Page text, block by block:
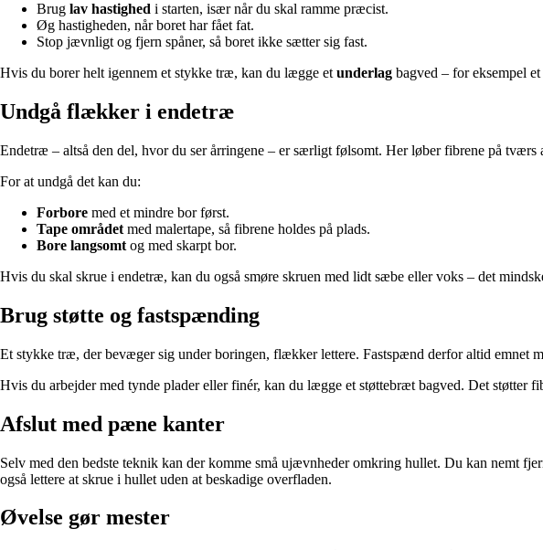
Brug lav hastighed i starten, især når du skal ramme præcist.
Øg hastigheden, når boret har fået fat.
Stop jævnligt og fjern spåner, så boret ikke sætter sig fast.
Hvis du borer helt igennem et stykke træ, kan du lægge et underlag bagved – for eksempel
Undgå flækker i endetræ
Endetræ – altså den del, hvor du ser årringene – er særligt følsomt. Her løber fibrene på tværs
For at undgå det kan du:
Forbore med et mindre bor først.
Tape området med malertape, så fibrene holdes på plads.
Bore langsomt og med skarpt bor.
Hvis du skal skrue i endetræ, kan du også smøre skruen med lidt sæbe eller voks – det
Brug støtte og fastspænding
Et stykke træ, der bevæger sig under boringen, flækker lettere. Fastspænd derfor altid emnet
Hvis du arbejder med tynde plader eller finér, kan du lægge et støttebræt bagved. Det støtter
Afslut med pæne kanter
Selv med den bedste teknik kan der komme små ujævnheder omkring hullet. Du kan nemt
også lettere at skrue i hullet uden at beskadige overfladen.
Øvelse gør mester